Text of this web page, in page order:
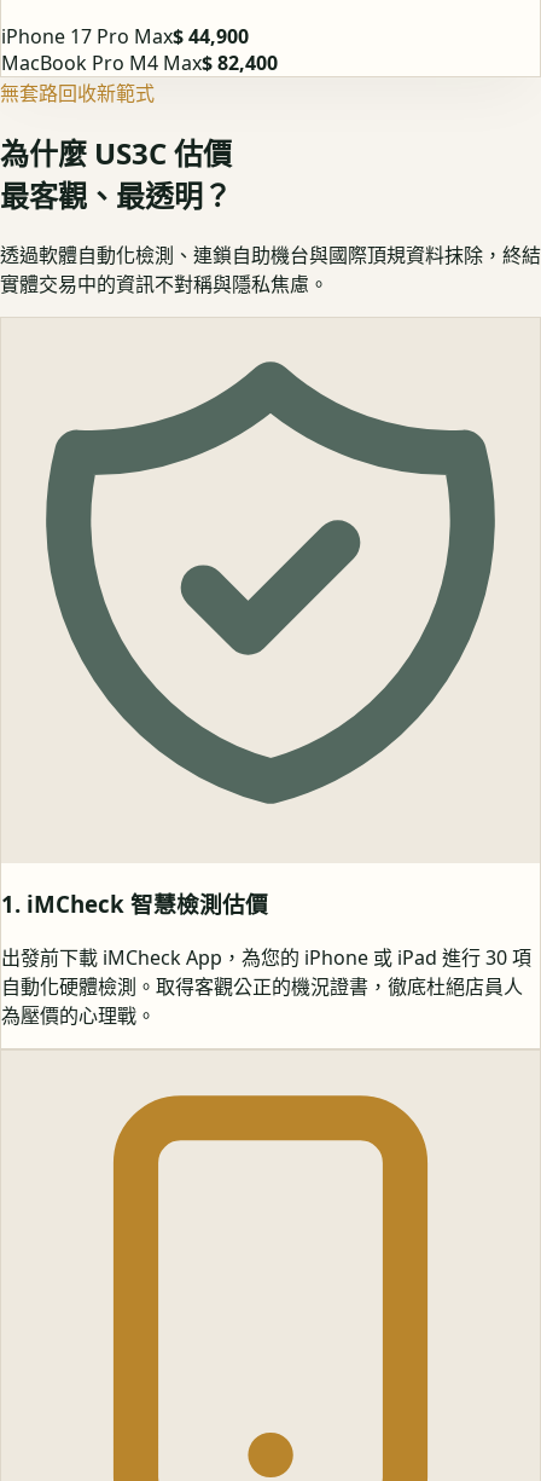
iPhone 17 Pro Max$ 44,900
MacBook Pro M4 Max$ 82,400
無套路回收新範式
為什麼 US3C 估價
最客觀、最透明？
透過軟體自動化檢測、連鎖自助機台與國際頂規資料抹除，終結
實體交易中的資訊不對稱與隱私焦慮。
1. iMCheck 智慧檢測估價
出發前下載 iMCheck App，為您的 iPhone 或 iPad 進行 30 項
自動化硬體檢測。取得客觀公正的機況證書，徹底杜絕店員人
為壓價的心理戰。